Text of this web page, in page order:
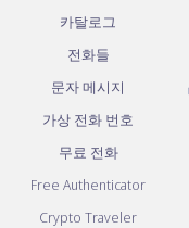
카탈로그
전화들
문자 메시지
가상 전화 번호
무료 전화
Free Authenticator
Crypto Traveler